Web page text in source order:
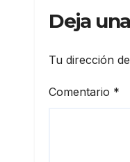
Deja
Tu dirección
Comentario *